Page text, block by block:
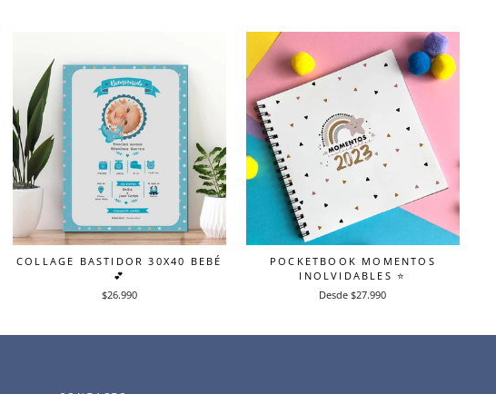
COLLAGE BASTIDOR 30X40 BEBÉ
💕
$26.990
POCKETBOOK MOMENTOS
INOLVIDABLES ⭐️
Desde $27.990